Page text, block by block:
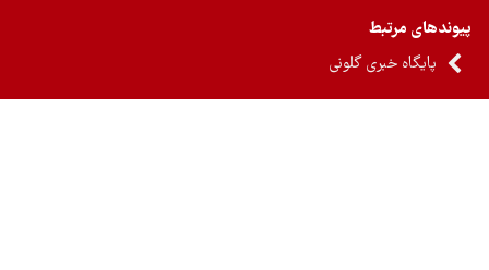
مرتبط
پایگاه خبری گلونی